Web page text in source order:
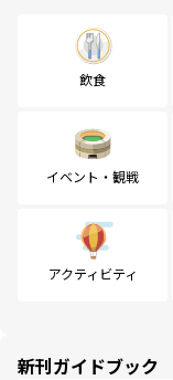
飲食
イベント・観戦
アクティビティ
新刊ガイドブック